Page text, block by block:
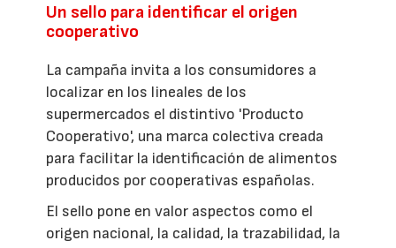
Un sello para identificar el origen
cooperativo
La campaña invita a los consumidores a
localizar en los lineales de los
supermercados el distintivo 'Producto
Cooperativo', una marca colectiva creada
para facilitar la identificación de alimentos
producidos por cooperativas españolas.
El sello pone en valor aspectos como el
origen nacional, la calidad, la trazabilidad, la